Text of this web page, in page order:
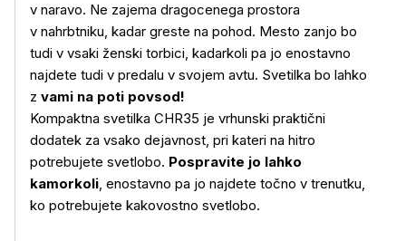
v naravo. Ne zajema dragocenega prostora
v nahrbtniku, kadar greste na pohod. Mesto zanjo bo
tudi v vsaki ženski torbici, kadarkoli pa jo enostavno
najdete tudi v predalu v svojem avtu. Svetilka bo lahko
z vami na poti povsod!
Kompaktna svetilka CHR35 je vrhunski praktični
dodatek za vsako dejavnost, pri kateri na hitro
potrebujete svetlobo. Pospravite jo lahko
kamorkoli, enostavno pa jo najdete točno v trenutku,
ko potrebujete kakovostno svetlobo.